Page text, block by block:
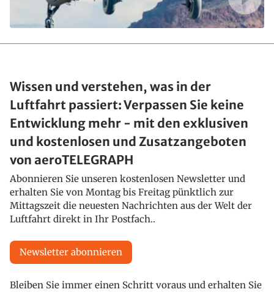
Wissen und verstehen, was in der
Luftfahrt passiert: Verpassen Sie keine
Entwicklung mehr - mit den exklusiven
und kostenlosen und Zusatzangeboten
von aeroTELEGRAPH
Abonnieren Sie unseren kostenlosen Newsletter und
erhalten Sie von Montag bis Freitag pünktlich zur
Mittagszeit die neuesten Nachrichten aus der Welt der
Luftfahrt direkt in Ihr Postfach..
Newsletter abonnieren
Bleiben Sie immer einen Schritt voraus und erhalten Sie